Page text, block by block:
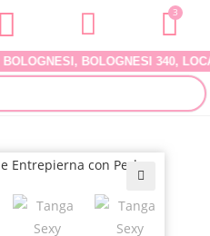
3
BOLOGNESI 340,
🔍